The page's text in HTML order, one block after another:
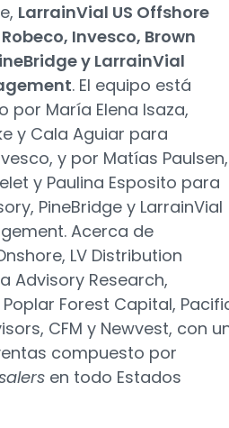
LarrainVial US Offshore
Invesco, Brown
y LarrainVial
. El equipo está
por María Elena Isaza,
y Cala Aguiar para
y por Matías Paulsen,
y Paulina Esposito para
PineBridge y LarrainVial
Acerca de
LV Distribution
Advisory Research,
Forest Capital,
CFM y Newvest, con
compuesto por
en todo Estados